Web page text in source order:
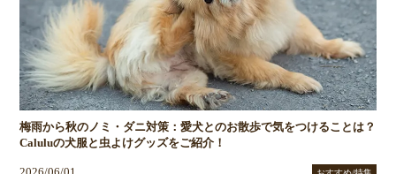
梅雨から秋のノミ・ダニ対策：愛犬とのお散歩で気をつけることは？
Caluluの犬服と虫よけグッズをご紹介！